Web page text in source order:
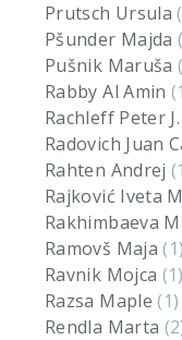
Prutsch Ursula
Pšunder Majda
Pušnik Maruša
Rabby Al Amin
Rachleff Peter
Radovich Juan
Rahten Andrej
Rajković Iveta
Rakhimbaeva
Ramovš Maja(1)
Ravnik Mojca (1)
Razsa Maple(1)
Rendla Marta